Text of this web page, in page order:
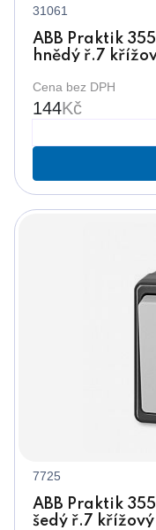
31061
ABB Praktik
hnědý ř.7
Cena bez DPH
144Kč
7725
ABB Praktik
šedý ř.7 křížový